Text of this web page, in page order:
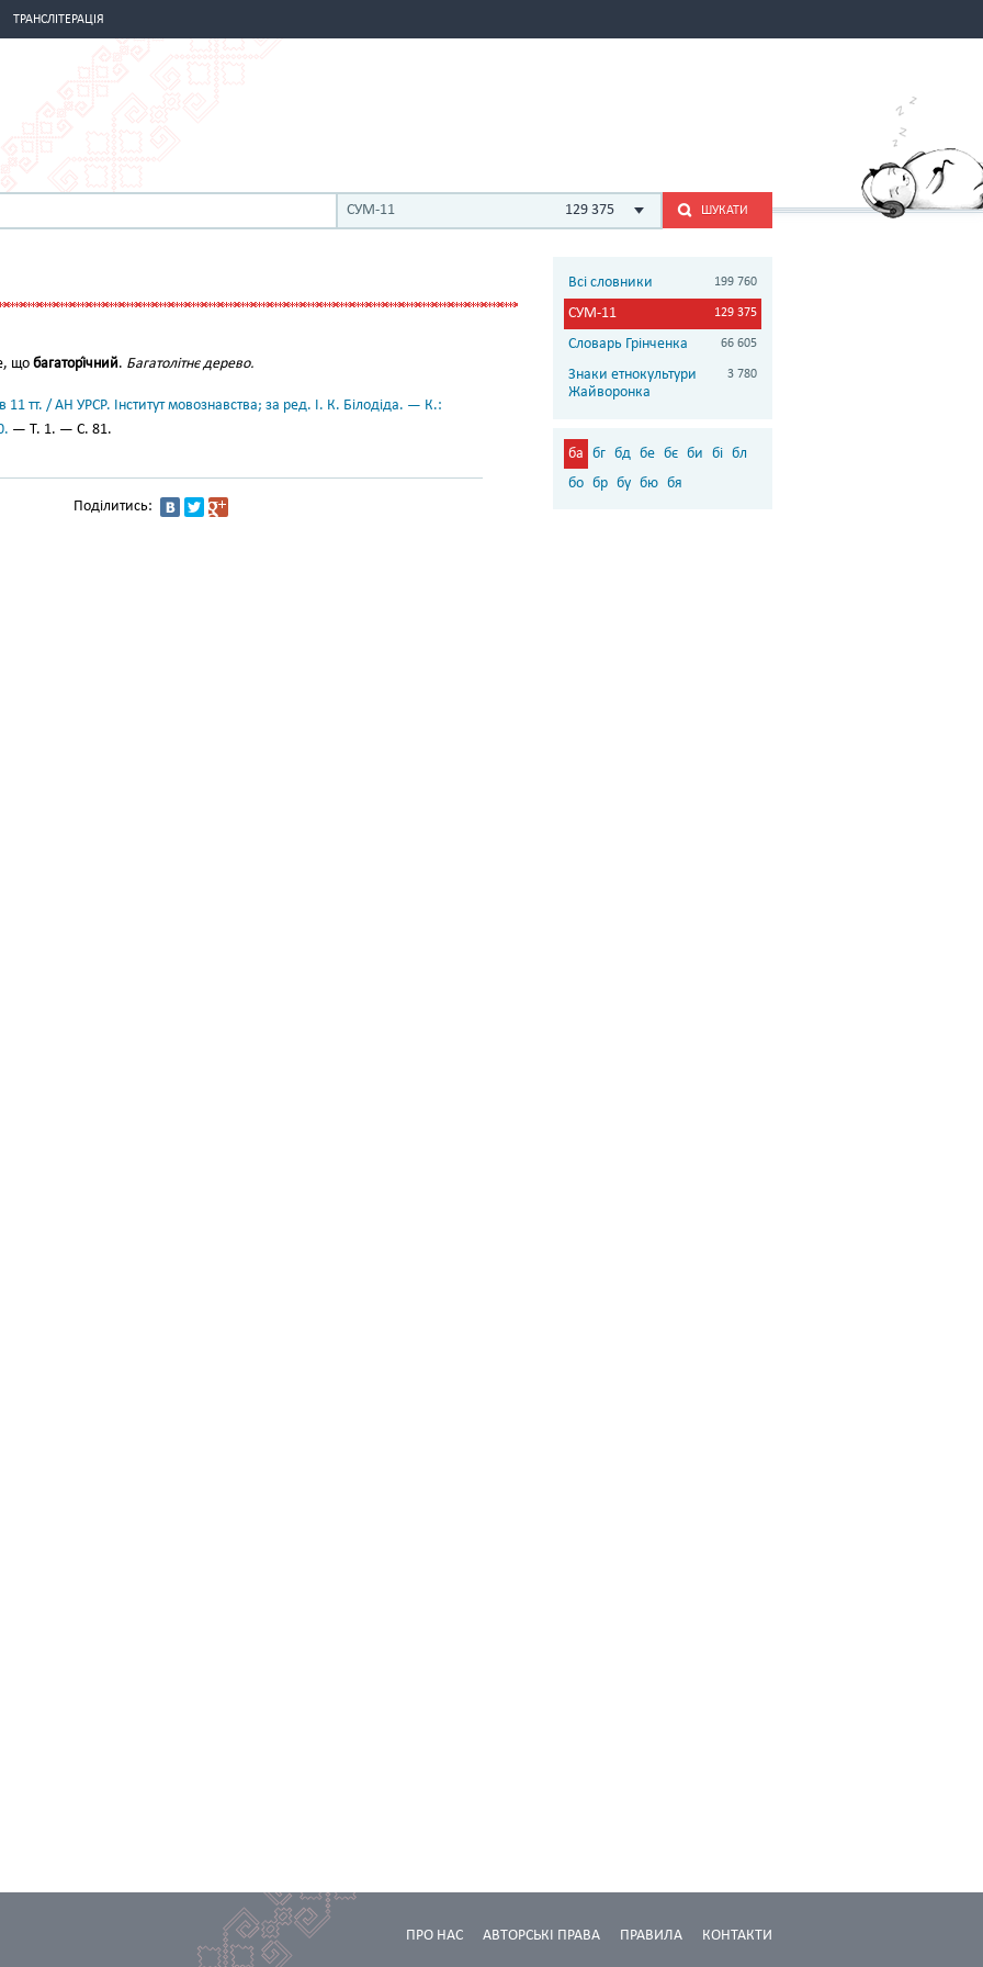
ТРАНСЛІТЕРАЦІЯ
СУМ-11 129 375 ШУКАТИ
щобагаторі́чний. Багатолітнє дерево.
11 тт. / АН УРСР. Інститут мовознавства; за ред. І. К. Білодіда. — К.:
— Т. 1. — С. 81.
Поділитись:
Всі словники 199 760
СУМ-11 129 375
Словарь Грінченка 66 605
Знаки етнокультури
Жайворонка
3 780
ба бг бд бе бє би бі бл
бо бр бу бю бя
КОНТАКТИ
ПРАВИЛА
АВТОРСЬКІ ПРАВА
ПРО НАС